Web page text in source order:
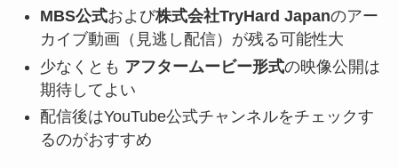
MBS公式および株式会社TryHard Japanのアー
カイブ動画（見逃し配信）が残る可能性大
少なくとも アフタームービー形式の映像公開は
期待してよい
配信後はYouTube公式チャンネルをチェックす
るのがおすすめ